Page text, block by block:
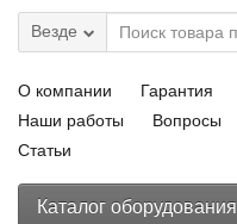
Везде
О компании Гарантия
Наши работы
Вопросы
Статьи
Каталог оборудования